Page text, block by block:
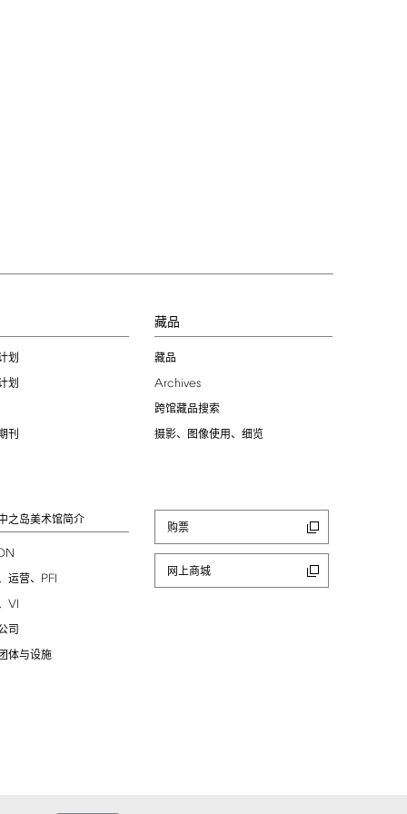
划
划
刊
藏品
藏品
Archives
跨馆藏品搜索
摄影、图像使用、细览
之岛美术馆简介
运营、 PFI
VI
司
体与设施
购票
网上商城